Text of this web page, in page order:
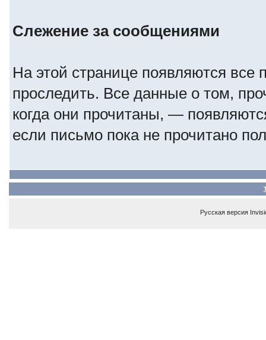
Слежение за сообщениями
На этой странице появляются
проследить. Все данные о том,
когда они прочитаны, —
если письмо пока не прочитано
Русская версия